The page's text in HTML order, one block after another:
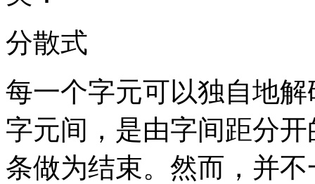
分散式
每一个字元可以独自地
字元间，是由字间距分
条做为结束。然而，并